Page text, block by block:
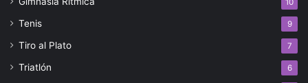
10
Tenis 9
Tiro al Plato 7
Triatlón 6